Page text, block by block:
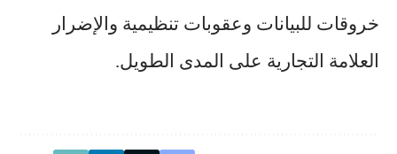
خروقات للبيانات وعقوبات تنظيمية والإضرار
العلامة التجارية على المدى الطويل.